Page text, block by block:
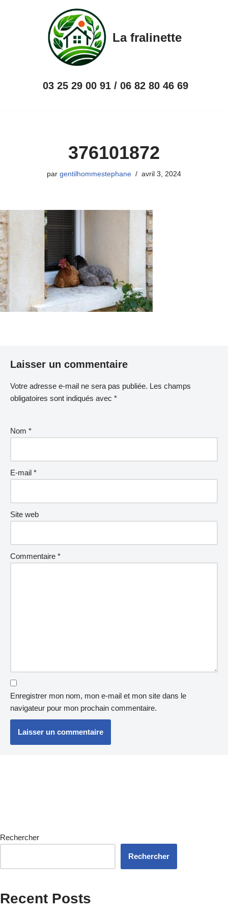
La fralinette
03 25 29 00 91 / 06 82 80 46 69
376101872
par gentilhommestephane avril 3, 2024
Laisser un commentaire
Votre adresse e-mail ne sera pas publiée. Les champs
obligatoires sont indiqués avec *
Nom *
E-mail *
Site web
Commentaire *
Enregistrer mon nom, mon e-mail et mon site dans le
navigateur pour mon prochain commentaire.
Rechercher
Rechercher
Recent Posts